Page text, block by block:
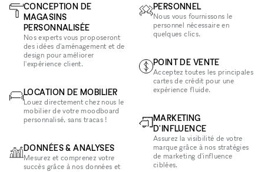
CONCEPTION DE
MAGASINS
PERSONNALISÉE
Nos experts vous proposeront
des idées d'aménagement et de
design pour améliorer
l'expérience client.
LOCATION DE MOBILIER
Louez directement chez nous le
mobilier de votre moodboard
personnalisé, sans tracas !
DONNÉES & ANALYSES
Mesurez et comprenez votre
succès grâce à nos données et
PERSONNEL
Nous vous fournissons le
personnel nécessaire en
quelques clics.
POINT DE VENTE
Acceptez toutes les principales
cartes de crédit pour une
expérience fluide.
MARKETING
D'INFLUENCE
Assurez la visibilité de votre
marque grâce à nos stratégies
de marketing d'influence
ciblées.